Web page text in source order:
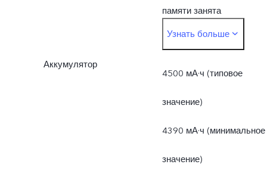
памяти занята
операционной системой
предустановленными
приложениями.
Узнать больше
Аккумулятор
4500 мА·ч (типовое
значение)
4390 мА·ч (минимальное
значение)